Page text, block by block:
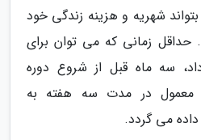
شهریه و هزینه زندگی خود
حداقل زمانی که می توان برای
سه ماه قبل از شروع دوره
در مدت سه هفته به
می گردد.